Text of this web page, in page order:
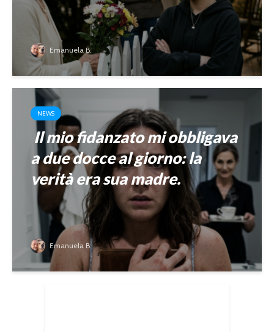
Emanuela B.
NEWS
Il mio fidanzato mi obbligava
a due docce al giorno: la
verità era sua madre.
Emanuela B.